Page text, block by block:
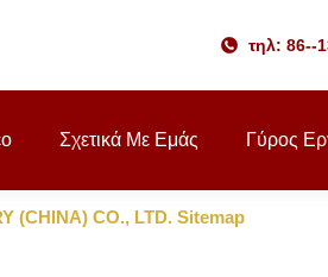
τηλ: 86--
Σχετικά Με Εμάς Γύρος
(CHINA) CO., LTD. Sitemap